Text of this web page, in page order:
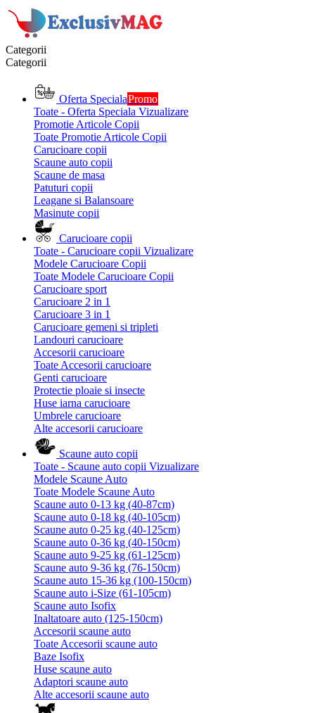
Categorii
Categorii
Oferta SpecialaPromo
Toate - Oferta Speciala Vizualizare
Promotie Articole Copii
Toate Promotie Articole Copii
Carucioare copii
Scaune auto copii
Scaune de masa
Patuturi copii
Leagane si Balansoare
Masinute copii
Carucioare copii
Toate - Carucioare copii Vizualizare
Modele Carucioare Copii
Toate Modele Carucioare Copii
Carucioare sport
Carucioare 2 in 1
Carucioare 3 in 1
Carucioare gemeni si tripleti
Landouri carucioare
Accesorii carucioare
Toate Accesorii carucioare
Genti carucioare
Protectie ploaie si insecte
Huse iarna carucioare
Umbrele carucioare
Alte accesorii carucioare
Scaune auto copii
Toate - Scaune auto copii Vizualizare
Modele Scaune Auto
Toate Modele Scaune Auto
Scaune auto 0-13 kg (40-87cm)
Scaune auto 0-18 kg (40-105cm)
Scaune auto 0-25 kg (40-125cm)
Scaune auto 0-36 kg (40-150cm)
Scaune auto 9-25 kg (61-125cm)
Scaune auto 9-36 kg (76-150cm)
Scaune auto 15-36 kg (100-150cm)
Scaune auto i-Size (61-105cm)
Scaune auto Isofix
Inaltatoare auto (125-150cm)
Accesorii scaune auto
Toate Accesorii scaune auto
Baze Isofix
Huse scaune auto
Adaptori scaune auto
Alte accesorii scaune auto